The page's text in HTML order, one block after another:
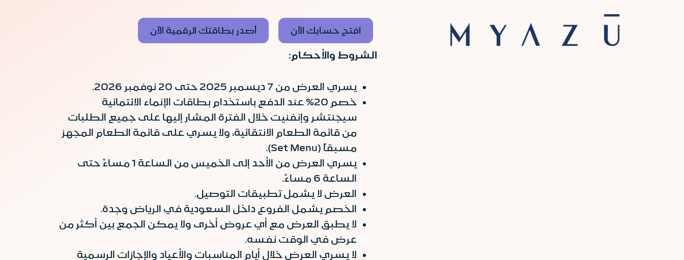
افتح حسابك الآن أصدر بطاقتك الرقمية الآن
الشروط والأحكام:
يسري العرض من 7 ديسمبر 2025 حتى 20 نوفمبر 2026.
خصم 20% عند الدفع باستخدام بطاقات الإنماء الائتمانية
سيجنتشر وإنفنيت خلال الفترة المشار إليها على جميع الطلبات
من قائمة الطعام الانتقائية، ولا يسري على قائمة الطعام المجهز
مسبقاً (Set Menu).
يسري العرض من الأحد إلى الخميس من الساعة 1 مساءً حتى
الساعة 6 مساءً.
العرض لا يشمل تطبيقات التوصيل.
الخصم يشمل الفروع داخل السعودية في الرياض وجدة.
لا يطبق العرض مع أي عروض أخرى ولا يمكن الجمع بين أكثر من
عرض في الوقت نفسه.
لا يسري العرض خلال أيام المناسبات والأعياد والإجازات الرسمية